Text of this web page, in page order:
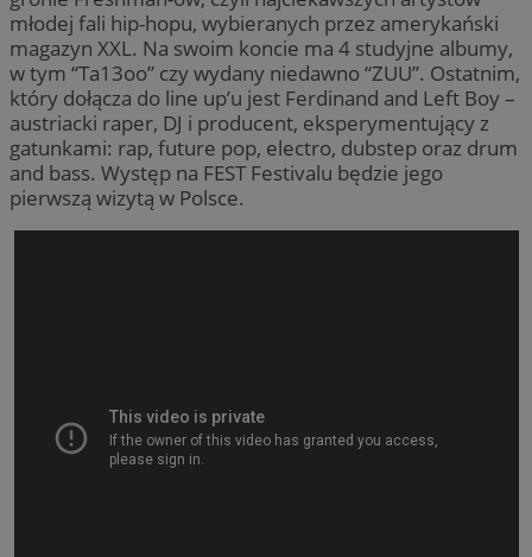
młodej fali hip-hopu, wybieranych przez amerykański
magazyn XXL. Na swoim koncie ma 4 studyjne albumy,
w tym “Ta13oo” czy wydany niedawno “ZUU”. Ostatnim,
który dołącza do line up’u jest Ferdinand and Left Boy –
austriacki raper, DJ i producent, eksperymentujący z
gatunkami: rap, future pop, electro, dubstep oraz drum
and bass. Występ na FEST Festivalu będzie jego
pierwszą wizytą w Polsce.